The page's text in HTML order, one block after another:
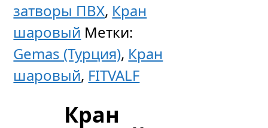
затворы ПВХ, Кран
шаровый Метки:
Gemas (Турция), Кран
шаровый, FITVALF
Кран